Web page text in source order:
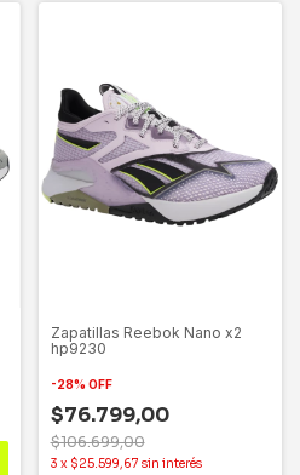
Zapatillas Reebok Nano x2
hp9230
-28% OFF
$76.799,00
$106.699,00
3 x $25.599,67 sin interés